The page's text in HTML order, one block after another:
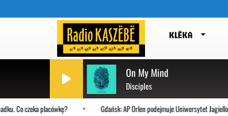
KLËKA
On My Mind
Disciples
czeka placówkę? Gdańsk: AP Orlen podejmuje Uniwersytet Jagielloński